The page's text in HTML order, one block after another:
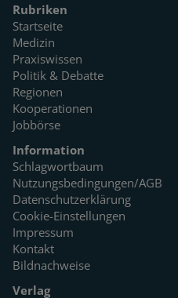
Rubriken
Startseite
Medizin
Praxiswissen
Politik & Debatte
Regionen
Kooperationen
Jobbörse
Information
Schlagwortbaum
Nutzungsbedingungen/AGB
Datenschutzerklärung
Cookie-Einstellungen
Impressum
Kontakt
Bildnachweise
Verlag